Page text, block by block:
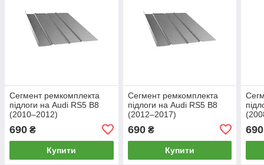
Сегмент ремкомплекта
підлоги на Audi RS5 B8
(2010–2012)
690 ₴
Купити
Сегмент ремкомплекта
підлоги на Audi RS5 B8
(2012–2017)
690₴
Купити
690